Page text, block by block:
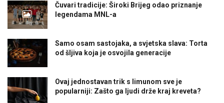
Čuvari tradicije: Široki Brijeg odao priznanje
legendama MNL-a
Samo osam sastojaka, a svjetska slava: Torta
od šljiva koja je osvojila generacije
Ovaj jednostavan trik s limunom sve je
popularniji: Zašto ga ljudi drže kraj kreveta?